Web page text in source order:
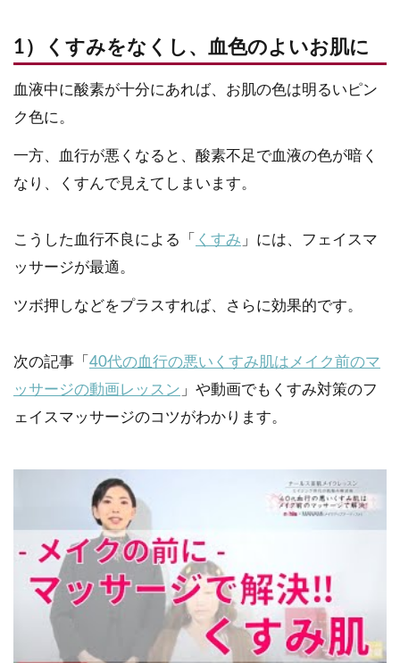
1）くすみをなくし、血色のよいお肌に
血液中に酸素が十分にあれば、お肌の色は明るいピン
ク色に。
一方、血行が悪くなると、酸素不足で血液の色が暗く
なり、くすんで見えてしまいます。
こうした血行不良による「 くすみ 」には、フェイスマ
ッサージが最適。
ツボ押しなどをプラスすれば、さらに効果的です。
次の記事「 40代の血行の悪いくすみ肌はメイク前のマ
ッサージの動画レッスン 」や動画でもくすみ対策のフ
ェイスマッサージのコツがわかります。